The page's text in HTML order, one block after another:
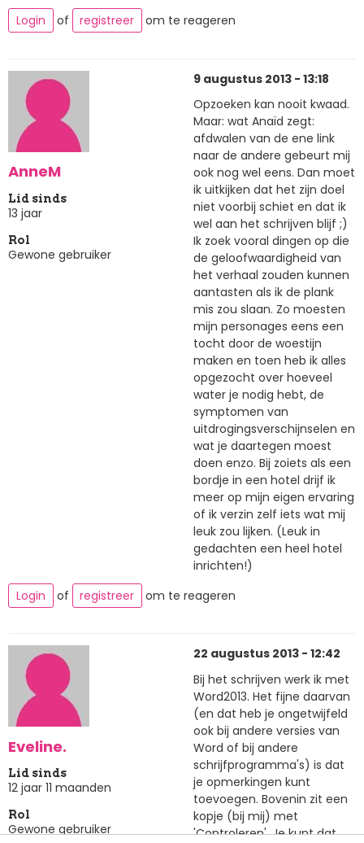
Login
of registreer om te reageren
AnneM
Lid sinds
13 jaar
Rol
Gewone gebruiker
9 augustus 2013 - 13:18
Opzoeken kan nooit kwaad.
Maar: wat Anaïd zegt:
afdwalen van de ene link
naar de andere gebeurt mij
ook nog wel eens. Dan moet
ik uitkijken dat het zijn doel
niet voorbij schiet en dat ik
wel aan het schrijven blijf ;)
Ik zoek vooral dingen op die
de geloofwaardigheid van
het verhaal zouden kunnen
aantasten als ik de plank
mis zou slaan. Zo moesten
mijn personages eens een
tocht door de woestijn
maken en toen heb ik alles
opgezocht over hoeveel
water je nodig hebt, de
symptomen van
uitdrogingsverschijnselen en
wat je daartegen moest
doen enzo. Bij zoiets als een
bordje in een hotel drijf ik
meer op mijn eigen ervaring
of ik verzin zelf iets wat mij
leuk zou lijken. (Leuk in
gedachten een heel hotel
inrichten!)
Login
of registreer om te reageren
Eveline.
Lid sinds
12 jaar 11 maanden
Rol
Gewone gebruiker
22 augustus 2013 - 12:42
Bij het schrijven werk ik met
Word2013. Het fijne daarvan
(en dat heb je ongetwijfeld
ook bij andere versies van
Word of bij andere
schrijfprogramma's) is dat
je opmerkingen kunt
toevoegen. Bovenin zit een
kopje (bij mij) met
'Controleren'. Je kunt dat